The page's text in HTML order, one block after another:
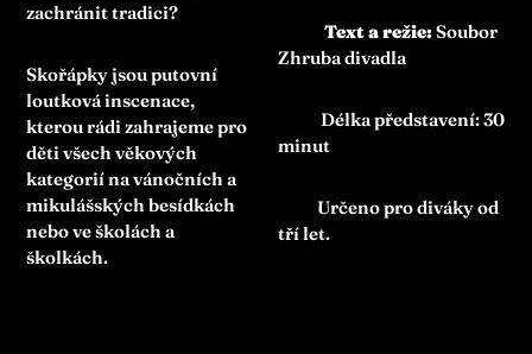
zachránit tradici?
Skořápky jsou putovní
loutková inscenace,
kterou rádi zahrajeme pro
děti všech věkových
kategorií na vánočních a
mikulášských besídkách
nebo ve školách a
školkách.
Text a režie:Soubor
Zhruba divadla
Délka představení: 30
minut
Určeno pro diváky od
tří let.